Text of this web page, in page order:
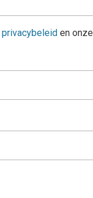
privacybeleid en onze